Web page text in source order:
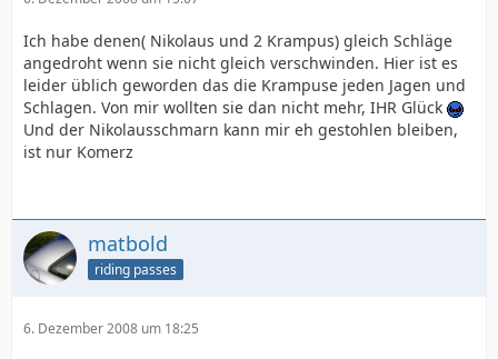
Ich habe denen( Nikolaus und 2 Krampus) gleich Schläge
angedroht wenn sie nicht gleich verschwinden. Hier ist es
leider üblich geworden das die Krampuse jeden Jagen und
Schlagen. Von mir wollten sie dan nicht mehr, IHR Glück
Und der Nikolausschmarn kann mir eh gestohlen bleiben,
ist nur Komerz
matbold
riding passes
6. Dezember 2008 um 18:25